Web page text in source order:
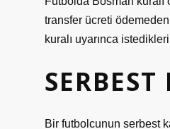
transfer ücreti
kuralı uyarınca
Bir futbolcunun serbest